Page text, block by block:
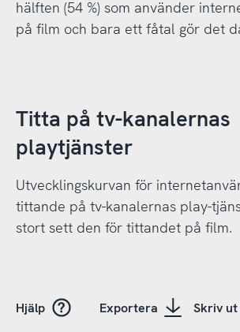
hälften (54 %) som använder
på film och bara ett fåtal gör det
Titta på tv-kanalernas
playtjänster
Utvecklingskurvan för
tittande på tv-kanalernas play-
stort sett den för tittandet på film.
Hjälp Exportera Skriv ut